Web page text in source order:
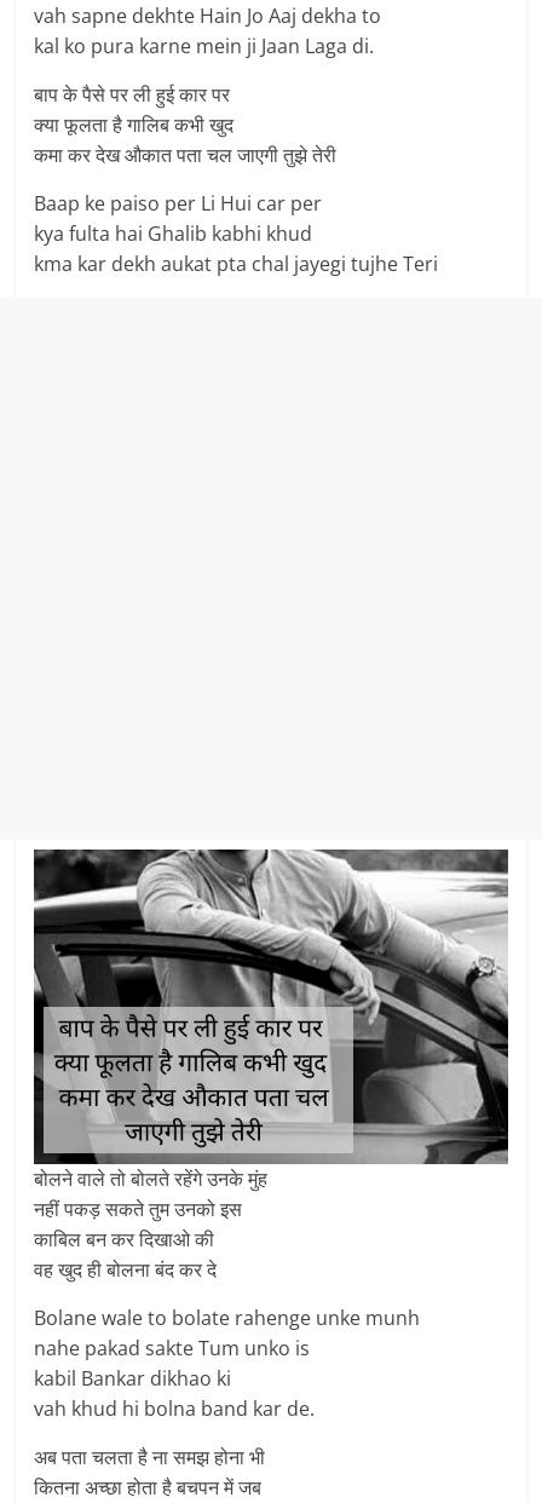
vah sapne dekhte Hain Jo Aaj dekha to
kal ko pura karne mein ji Jaan Laga di.
बाप के पैसे पर ली हुई कार पर
क्या फूलता है गालिब कभी खुद
कमा कर देख औकात पता चल जाएगी तुझे तेरी
Baap ke paiso per Li Hui car per
kya fulta hai Ghalib kabhi khud
kma kar dekh aukat pta chal jayegi tujhe Teri
बोलने वाले तो बोलते रहेंगे उनके मुंह
नहीं पकड़ सकते तुम उनको इस
काबिल बन कर दिखाओ की
वह खुद ही बोलना बंद कर दे
Bolane wale to bolate rahenge unke munh
nahe pakad sakte Tum unko is
kabil Bankar dikhao ki
vah khud hi bolna band kar de.
अब पता चलता है ना समझ होना भी
कितना अच्छा होता है बचपन में जब